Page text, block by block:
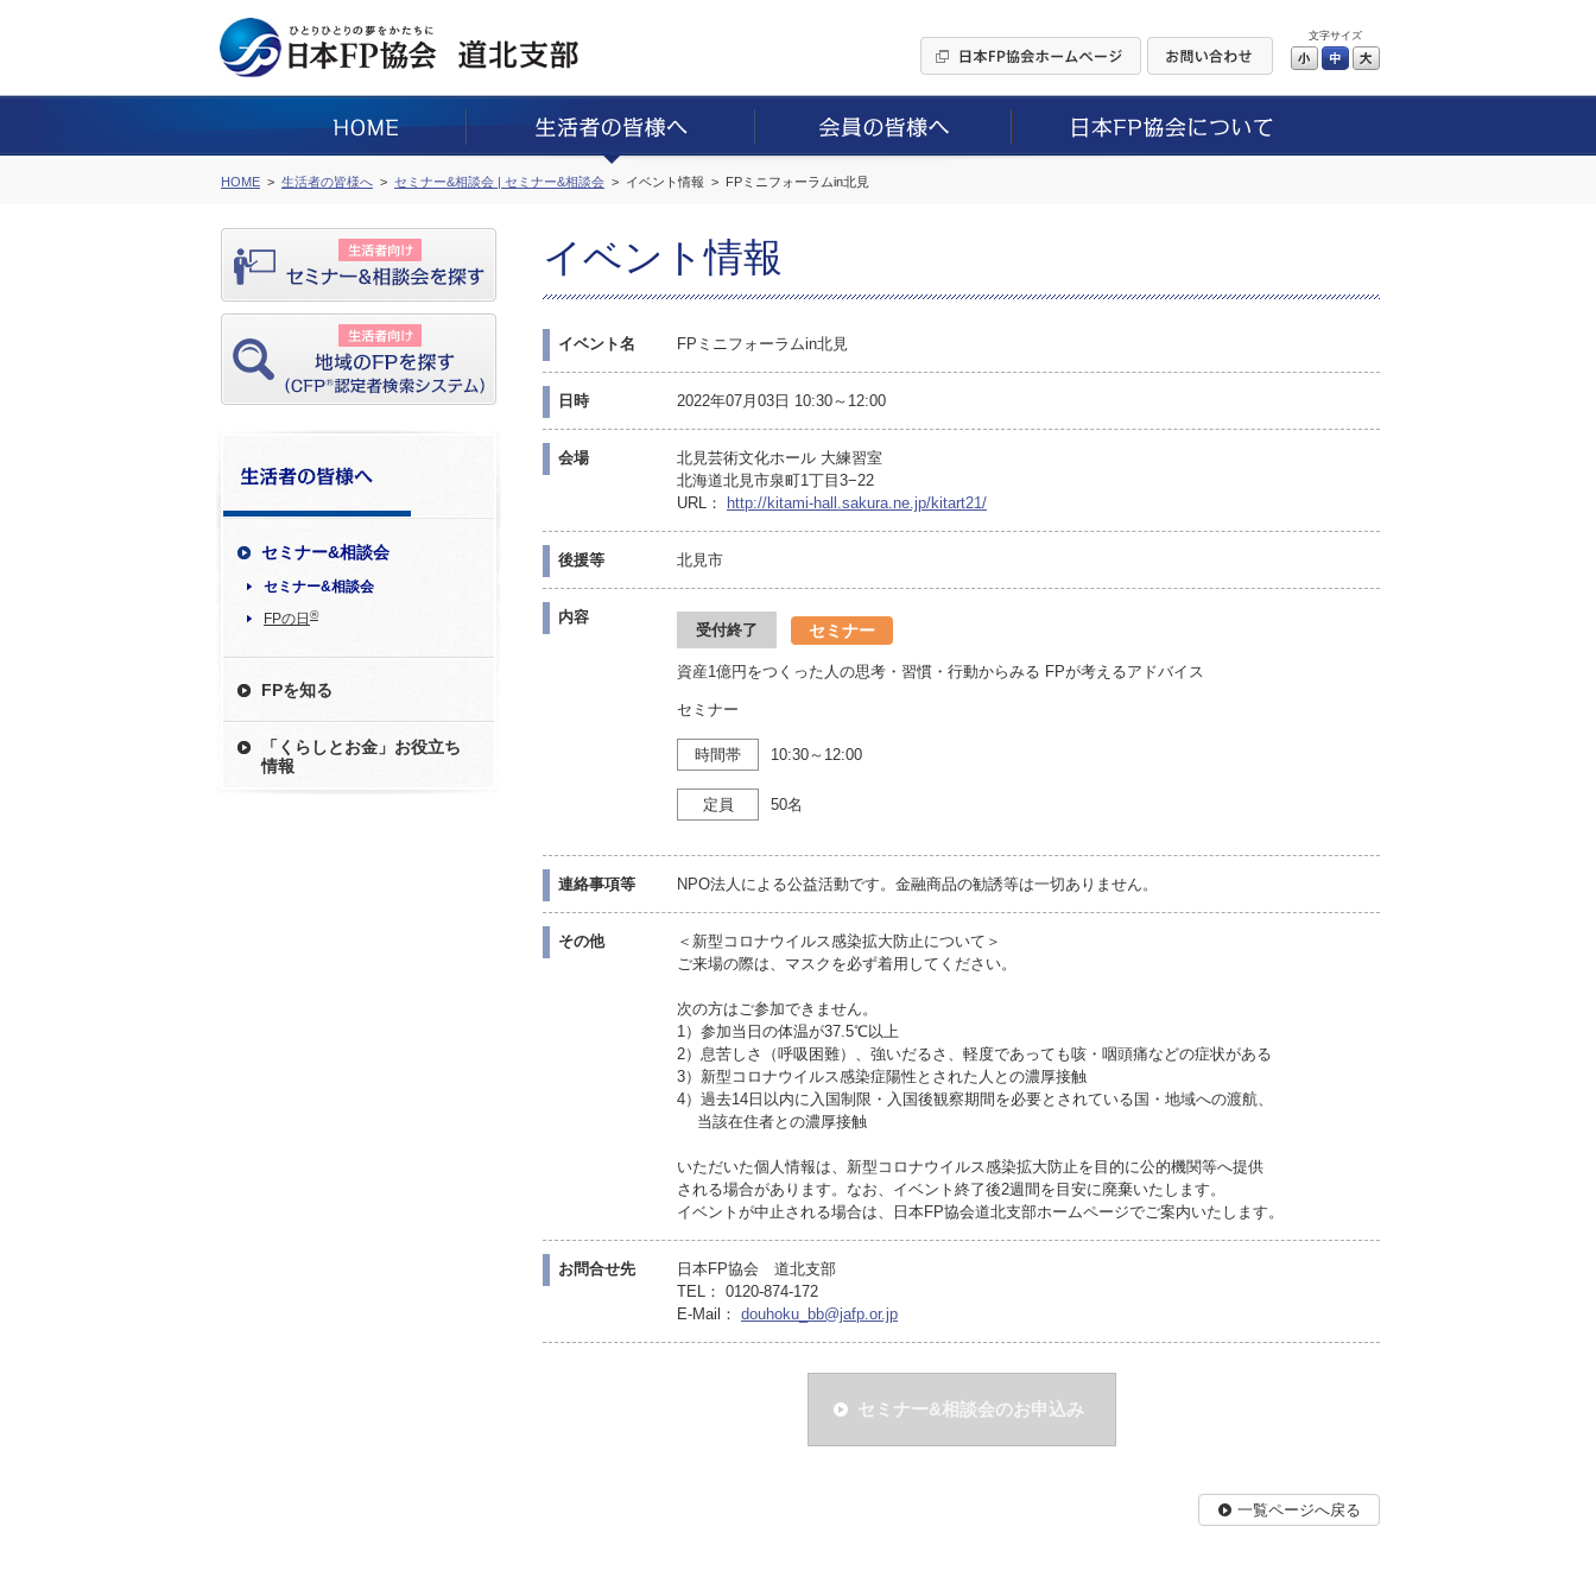
文字サイズ
小 中
HOME 生活者の皆様へ セミナー&相談会 | セミナー&相談会 イベント情報 FPミニフォーラムin北見
セミナー&相談会
セミナー&相談会
FPの日 ®
FPを知る
「くらしとお金」お役立ち
情報
イベント情報
イベント名 FPミニフォーラムin北見
日時 2022年07月03日 10:30～12:00
会場
北見芸術文化ホール 大練習室
北海道北見市泉町1丁目3−22
URL：
http://kitami-hall.sakura.ne.jp/kitart21/
後援等 北見市
内容
受付終了 セミナー
資産1億円をつくった人の思考・習慣・行動からみる FPが考えるアドバイス
セミナー
時間帯 10:30～12:00
定員 50名
連絡事項等 NPO法人による公益活動です。金融商品の勧誘等は一切ありません。
その他
＜新型コロナウイルス感染拡大防止について＞
ご来場の際は、マスクを必ず着用してください。
次の方はご参加できません。
1）参加当日の体温が37.5℃以上
2）息苦しさ（呼吸困難）、強いだるさ、軽度であっても咳・咽頭痛などの症状がある
3）新型コロナウイルス感染症陽性とされた人との濃厚接触
4）過去14日以内に入国制限・入国後観察期間を必要とされている国・地域への渡航、
当該在住者との濃厚接触
いただいた個人情報は、新型コロナウイルス感染拡大防止を目的に公的機関等へ提供
される場合があります。なお、イベント終了後2週間を目安に廃棄いたします。
イベントが中止される場合は、日本FP協会道北支部ホームページでご案内いたします。
お問合せ先
日本FP協会 道北支部
TEL： 0120-874-172
E-Mail： douhoku_bb@jafp.or.jp
セミナー&相談会のお申込み
一覧ページへ戻る